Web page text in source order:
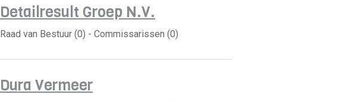
Detailresult Groep N.V.
Raad van Bestuur (0) - Commissarissen (0)
Dura Vermeer